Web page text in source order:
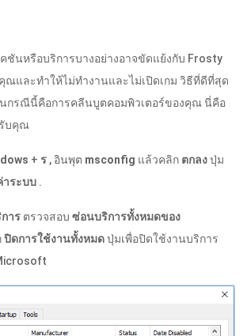
ชันหรือบริการบางอย่างอาจขัดแย้งกับ Frosty
ณและทำให้ไม่ทำงานและไม่เปิดเกม วิธีที่ดีที่สุด
กรณีนี้คือการคลีนบูตคอมพิวเตอร์ของคุณ นี่คือ
บคุณ
+ ร , อินพุต msconfig แล้วคลิก ตกลงปุ่ม
าระบบ .
าร ตรวจสอบ ซ่อนบริการทั้งหมดของ
ปิดการใช้งานทั้งหมดปุ่มเพื่อปิดใช้งานบริการ